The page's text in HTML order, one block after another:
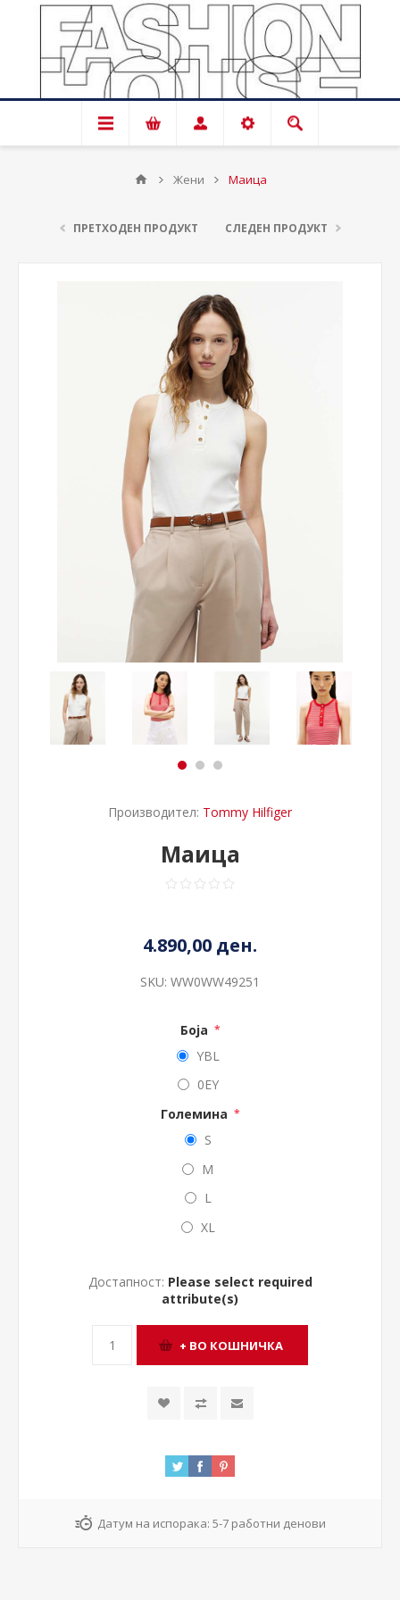
Жени Маица
ПРЕТХОДЕН ПРОДУКТ СЛЕДЕН ПРОДУКТ
Производител: Tommy Hilfiger
Маица
4.890,00 ден.
SKU: WW0WW49251
Боја *
YBL
0EY
Големина *
S
M
L
XL
Достапност: Please select required
attribute(s)
Датум на испорака: 5-7 работни денови